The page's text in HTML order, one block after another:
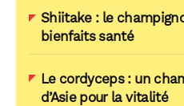
Shiitake : le
bienfaits santé
Le cordyceps : un
d’Asie pour la vitalité